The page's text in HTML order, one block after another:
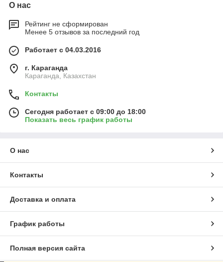
О нас
Рейтинг не сформирован
Менее 5 отзывов за последний год
Работает с 04.03.2016
г. Караганда
Караганда, Казахстан
Контакты
Сегодня работает с 09:00 до 18:00
Показать весь график работы
О нас
Контакты
Доставка и оплата
График работы
Полная версия сайта